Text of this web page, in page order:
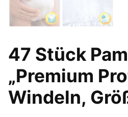
47 Stück
„Premium
Windeln,